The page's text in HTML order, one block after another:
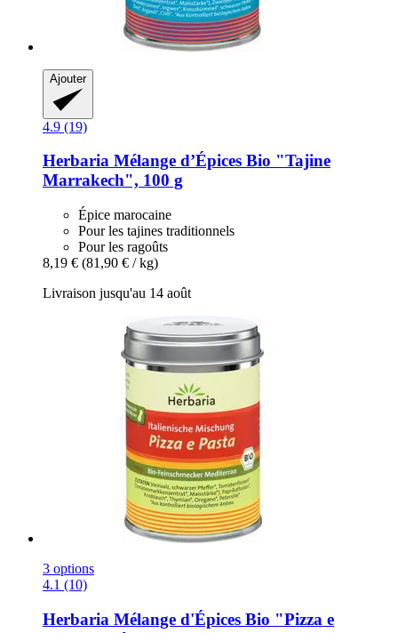
Ajouter
4.9 (19)
Herbaria Mélange d’Épices Bio "Tajine
Marrakech", 100 g
Épice marocaine
Pour les tajines traditionnels
Pour les ragoûts
8,19 € (81,90 € / kg)
Livraison jusqu'au 14 août
3 options
4.1 (10)
Herbaria Mélange d'Épices Bio "Pizza e